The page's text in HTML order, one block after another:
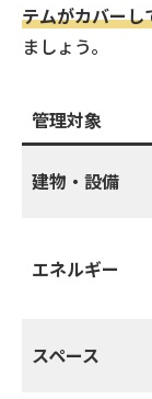
テムがカバーし
ましょう。
管理対象
建物・設備
エネルギー
スペース